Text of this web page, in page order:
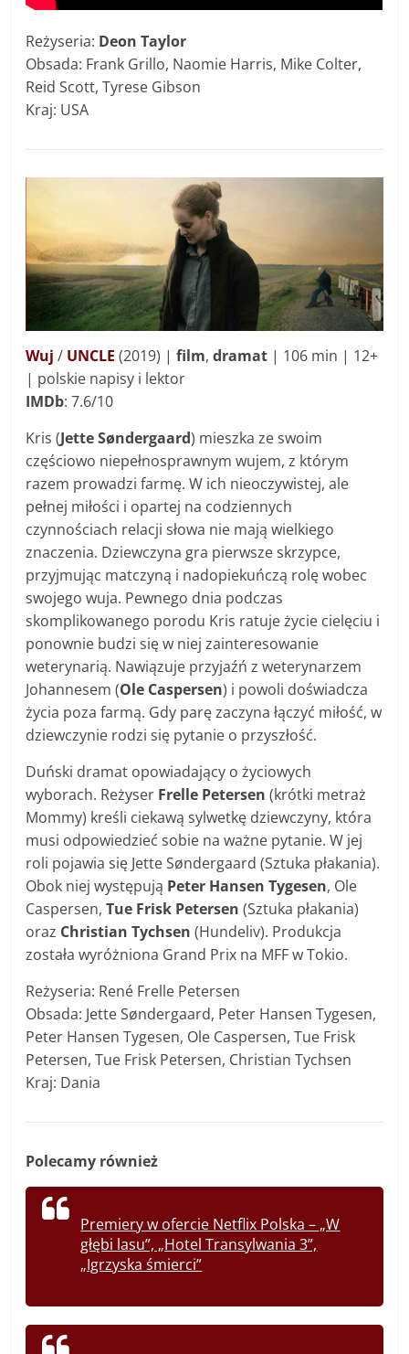
Reżyseria: Deon Taylor
Obsada: Frank Grillo, Naomie Harris, Mike Colter,
Reid Scott, Tyrese Gibson
Kraj: USA
Wuj / UNCLE (2019) |film,dramat | 106 min | 12+
| polskie napisy i lektor
IMDb: 7.6/10
Kris (Jette Søndergaard) mieszka ze swoim
częściowo niepełnosprawnym wujem, z którym
razem prowadzi farmę. W ich nieoczywistej, ale
pełnej miłości i opartej na codziennych
czynnościach relacji słowa nie mają wielkiego
znaczenia. Dziewczyna gra pierwsze skrzypce,
przyjmując matczyną i nadopiekuńczą rolę wobec
swojego wuja. Pewnego dnia podczas
skomplikowanego porodu Kris ratuje życie cielęciu i
ponownie budzi się w niej zainteresowanie
weterynarią. Nawiązuje przyjaźń z weterynarzem
Johannesem (Ole Caspersen) i powoli doświadcza
życia poza farmą. Gdy parę zaczyna łączyć miłość, w
dziewczynie rodzi się pytanie o przyszłość.
Duński dramat opowiadający o życiowych
wyborach. Reżyser Frelle Petersen (krótki metraż
Mommy) kreśli ciekawą sylwetkę dziewczyny, która
musi odpowiedzieć sobie na ważne pytanie. W jej
roli pojawia się Jette Søndergaard (Sztuka płakania).
Obok niej występują Peter Hansen Tygesen, Ole
Caspersen,Tue Frisk Petersen (Sztuka płakania)
oraz Christian Tychsen (Hundeliv). Produkcja
została wyróżniona Grand Prix na MFF w Tokio.
Reżyseria: René Frelle Petersen
Obsada: Jette Søndergaard, Peter Hansen Tygesen,
Peter Hansen Tygesen, Ole Caspersen, Tue Frisk
Petersen, Tue Frisk Petersen, Christian Tychsen
Kraj: Dania
Polecamy również
Premiery w ofercie Netflix Polska – „W
głębi lasu”, „Hotel Transylwania 3”,
„Igrzyska śmierci”